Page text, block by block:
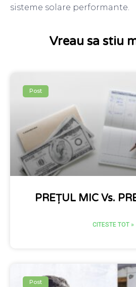
sisteme solare performante.
Vreau sa stiu
Post
PREȚUL MIC Vs.
CITESTE TOT »
Post